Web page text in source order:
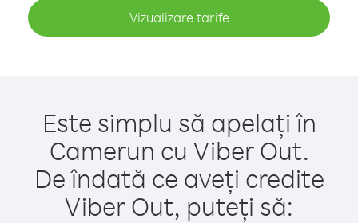
Vizualizare tarife
Este simplu să apelați în
Camerun cu Viber Out.
De îndată ce aveți credite
Viber Out, puteți să: